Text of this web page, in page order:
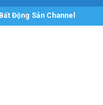
Bất Động Sản Channel